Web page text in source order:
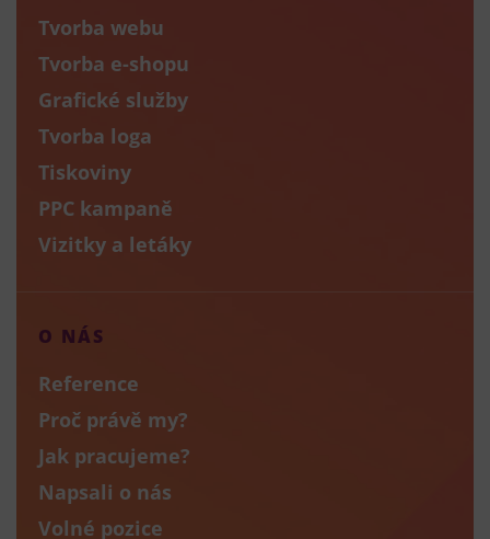
Tvorba webu
Tvorba e-shopu
Grafické služby
Tvorba loga
Tiskoviny
PPC kampaně
Vizitky a letáky
O NÁS
Reference
Proč právě my?
Jak pracujeme?
Napsali o nás
Volné pozice